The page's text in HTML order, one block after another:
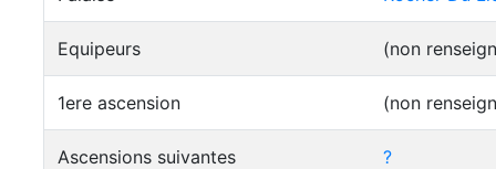
Equipeurs (non
1ere ascension (non
Ascensions suivantes ?